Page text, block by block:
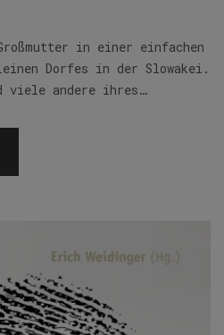
in einer einfachen
Dorfes in der Slowakei.
viele andere ihres…